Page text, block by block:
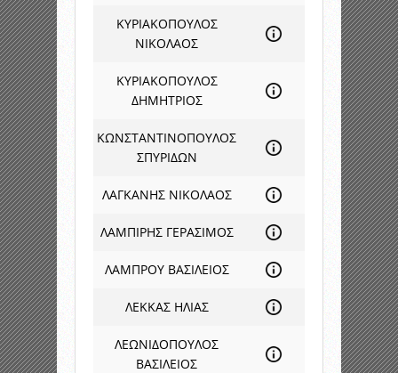
ΚΥΡΙΑΚΟΠΟΥΛΟΣ
ΝΙΚΟΛΑΟΣ
ΚΥΡΙΑΚΟΠΟΥΛΟΣ
ΔΗΜΗΤΡΙΟΣ
ΚΩΝΣΤΑΝΤΙΝΟΠΟΥΛΟΣ
ΣΠΥΡΙΔΩΝ
ΛΑΓΚΑΝΗΣ ΝΙΚΟΛΑΟΣ
ΛΑΜΠΙΡΗΣ ΓΕΡΑΣΙΜΟΣ
ΛΑΜΠΡΟΥ ΒΑΣΙΛΕΙΟΣ
ΛΕΚΚΑΣ ΗΛΙΑΣ
ΛΕΩΝΙΔΟΠΟΥΛΟΣ
ΒΑΣΙΛΕΙΟΣ